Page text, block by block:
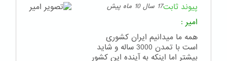
پیوند ثابت17 سال 10 ماه پیش
امیر :
همه ما میدانیم ایران کشوری
است با تمدن 3000 ساله و شاید
بیشتر اما اینکه به آینده این کشور